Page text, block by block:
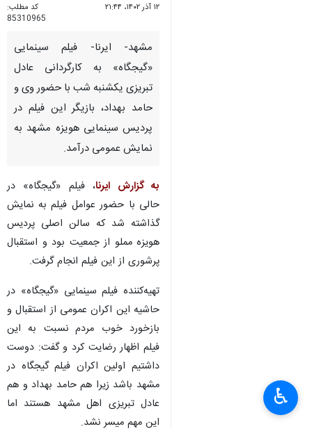
۱۲ آذر ۱۴۰۲، ۲۱:۴۴
کد مطلب:
85310965
مشهد- ایرنا- فیلم سینمایی
«گیجگاه» به کارگردانی عادل
تبریزی یکشنبه شب با حضور وی و
حامد بهداد، بازیگر این فیلم در
پردیس سینمایی هویزه مشهد به
نمایش عمومی درآمد.
به گزارش ایرنا، فیلم «گیجگاه» در
حالی با حضور عوامل فیلم به نمایش
گذاشته شد که سالن اصلی پردیس
هویزه مملو از جمعیت بود و استقبال
پرشوری از این فیلم انجام گرفت.
تهیه‌کننده فیلم سینمایی «گیجگاه» در
حاشیه این اکران عمومی از استقبال و
بازخورد خوب مردم نسبت به این
فیلم اظهار رضایت کرد و گفت: دوست
داشتیم اولین اکران فیلم گیجگاه در
مشهد باشد زیرا هم حامد بهداد و هم
عادل تبریزی اهل مشهد هستند اما
این مهم میسر نشد.
♿︎